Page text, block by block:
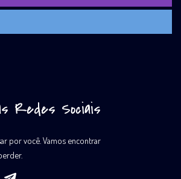
Redes Sociais
por você. Vamos encontrar